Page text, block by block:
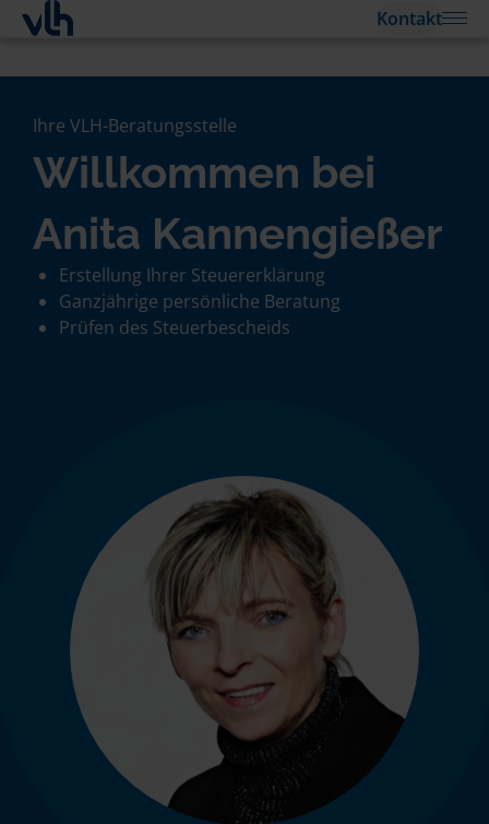
Kontakt
Ihre VLH-Beratungsstelle
Willkommen bei
Anita Kannengießer
Erstellung Ihrer Steuererklärung
Ganzjährige persönliche Beratung
Prüfen des Steuerbescheids